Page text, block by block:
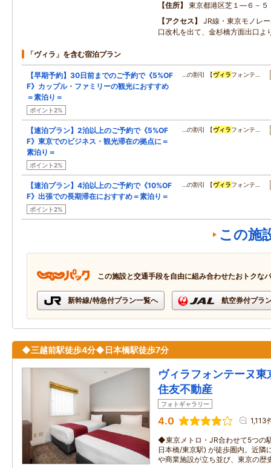
住所
東京都港区芝１―６－５
アクセス
JR線・東京モノレ
口改札を出て、金杉橋方面出口よ
「ヴィラ」を含む宿泊プラン
【早期予約】30日前までのご予約で《5%OF
F》カップル・ファミリーの観光におすすめ
＝素泊り＝
ポイント2%
…の割引 【ヴィラフォンテ…
【連泊プラン】2泊以上のご予約で《5%OF
F》東京でのビジネス・観光滞在の拠点に＝
素泊り＝
ポイント2%
…の割引 【ヴィラフォンテ…
【連泊プラン】4泊以上のご予約で《10%OF
F》出張での長期滞在におすすめ＝素泊り＝
ポイント2%
…の割引 【ヴィラフォンテ…
この施
この施設と交通手段を自由に組み合わせたおトクな
新幹線/特急付プラン一覧へ 航空券付プラ
◆三越前駅徒歩4分◆日本橋駅徒歩7分
ヴィラフォンテーヌ
住友不動産
フォトギャラリー
4.0 1,113
◆東京メトロ・JR合わせて5つの
日本橋/東京駅) が徒歩圏内。近隣
や商業施設が立ち並び、東京の歴